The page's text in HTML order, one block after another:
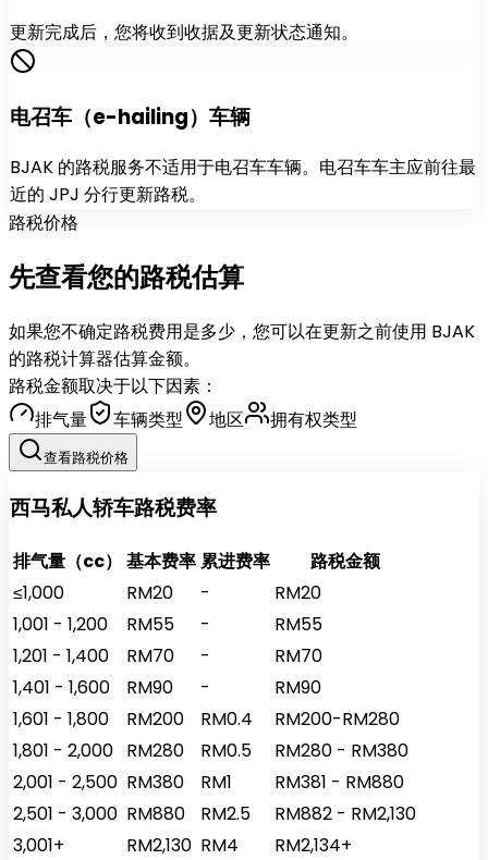
更新完成后，您将收到收据及更新状态通知。
电召车（e-hailing）车辆
BJAK 的路税服务不适用于电召车车辆。电召车车主应前往最
近的 JPJ 分行更新路税。
路税价格
先查看您的路税估算
如果您不确定路税费用是多少，您可以在更新之前使用 BJAK
的路税计算器估算金额。
路税金额取决于以下因素：
排气量
车辆类型 地区 拥有权类型
查看路税价格
西马私人轿车路税费率
排气量（cc） 基本费率累进费率
路税金额
≤1,000
RM20 -
RM20
1,001 - 1,200
RM55 -
RM55
1,201 - 1,400
RM70 -
RM70
1,401 - 1,600
RM90 -
RM90
1,601 - 1,800
RM200 RM0.4
RM200-RM280
1,801 - 2,000 RM280 RM0.5
RM280 - RM380
2,001 - 2,500 RM380 RM1
RM381 - RM880
2,501 - 3,000 RM880 RM2.5
RM882 - RM2,130
3,001+
RM2,130 RM4 RM2,134+